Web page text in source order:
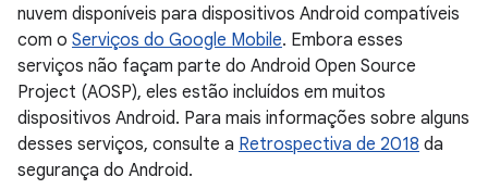
nuvem disponíveis para dispositivos Android compatíveis
com o Serviços do Google Mobile. Embora esses
serviços não façam parte do Android Open Source
Project (AOSP), eles estão incluídos em muitos
dispositivos Android. Para mais informações sobre alguns
desses serviços, consulte a Retrospectiva de 2018 da
segurança do Android.